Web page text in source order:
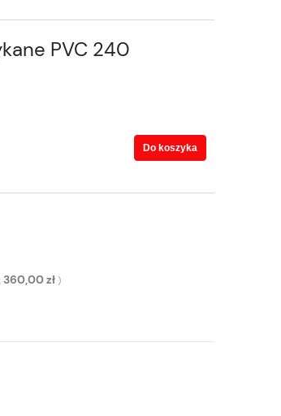
PVC 240
Do koszyka
360,00 zł)